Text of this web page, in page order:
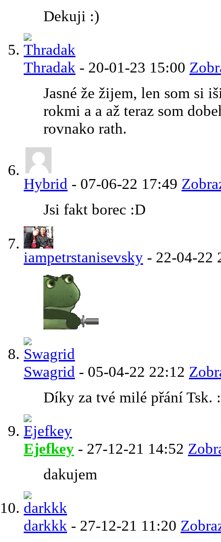
Dekuji :)
Thradak - 20-01-23 15:00
Jasné že žijem, len som si
rokmi a a až teraz som
rovnako rath.
Hybrid - 07-06-22 17:49
Jsi fakt borec :D
iampetrstanisevsky - 22-04-22
Swagrid - 05-04-22 22:12
Díky za tvé milé přání Tsk.
Ejefkey - 27-12-21 14:52
dakujem
darkkk - 27-12-21 11:20